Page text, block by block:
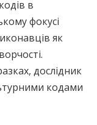
в
фокусі
як
дослідник
кодами